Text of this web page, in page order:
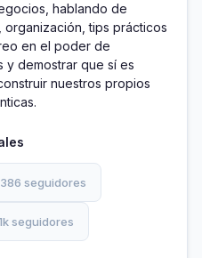
hablando de
organización, tips prácticos
en el poder de
y demostrar que sí es
nuestros propios
386 seguidores
seguidores